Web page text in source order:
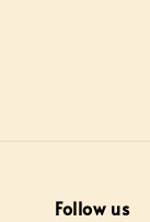
Follow us